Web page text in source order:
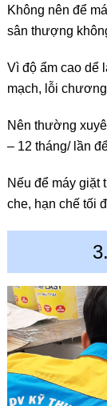
Không nên để
sân thượng
Vì độ ẩm cao dể
mạch, lỗi
Nên thường
– 12 tháng/ lần
Nếu để máy giặt
che, hạn chế tối